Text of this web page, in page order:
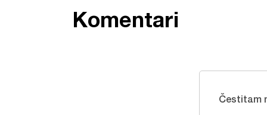
Komentari
Čestitam